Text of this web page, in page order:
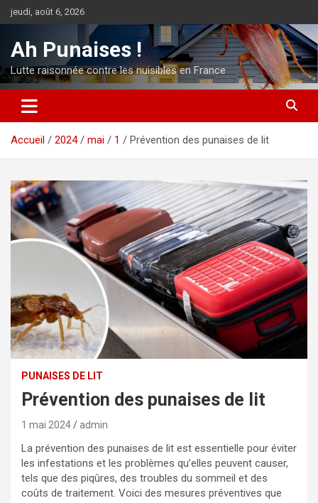
Aller
au
jeudi, août 6, 2026
Ah Punaises !
Lutte raisonnée contre les nuisibles en France
Accueil 2024 mai 1 Prévention des punaises de lit
PUNAISES DE LIT
Prévention des punaises de lit
1 mai 2024 admin
La prévention des punaises de lit est essentielle pour éviter
les infestations et les problèmes qu’elles peuvent causer,
tels que des piqûres, des troubles du sommeil et des
coûts de traitement. Voici des mesures préventives que